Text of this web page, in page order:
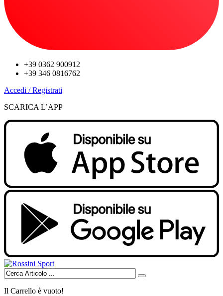
+39 0362 900912
+39 346 0816762
Accedi / Registrati
SCARICA L’APP
Il Carrello è vuoto!